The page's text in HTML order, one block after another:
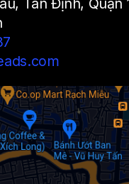
Tân Định, Quận